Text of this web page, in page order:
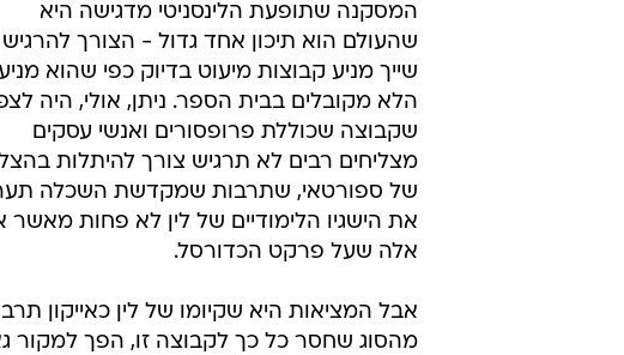
המסקנה שתופעת הלינסניטי מדגישה היא
שהעולם הוא תיכון אחד גדול - הצורך להרגיש
שייך מניע קבוצות מיעוט בדיוק כפי שהוא
הלא מקובלים בבית הספר. ניתן, אולי, היה
שקבוצה שכוללת פרופסורים ואנשי עסקים
מצליחים רבים לא תרגיש צורך להיתלות
של ספורטאי, שתרבות שמקדשת השכלה
את הישגיו הלימודיים של לין לא פחות מאשר
אלה שעל פרקט הכדורסל.
אבל המציאות היא שקיומו של לין כאייקון
מהסוג שחסר כל כך לקבוצה זו, הפך למקור